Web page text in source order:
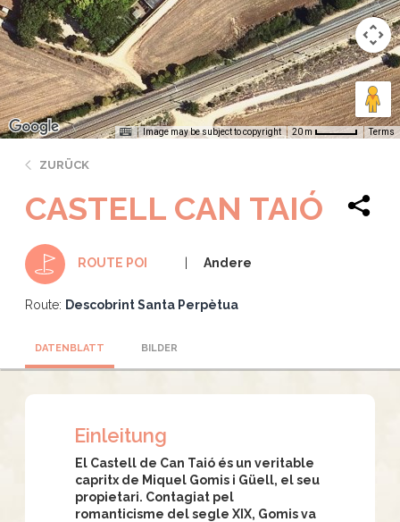
Image may be subject to copyright 20 m Terms
ZURÜCK
CASTELL CAN TAIÓ
ROUTE POI Andere
Route: Descobrint Santa Perpètua
DATENBLATT BILDER
Einleitung
El Castell de Can Taió és un veritable
capritx de Miquel Gomis i Güell, el seu
propietari. Contagiat pel
romanticisme del segle XIX, Gomis va